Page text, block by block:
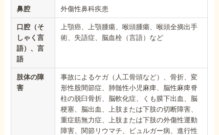
鼻腔 外傷性鼻科疾患
口腔（そ
しゃく言
語）、言
語
上顎癌、上顎腫瘍、喉頭腫瘍、喉頭全摘出手
術、失語症、脳血栓（言語）など
肢体の障
害
事故によるケガ（人工骨頭など）、骨折、変
形性股間節症、肺髄性小児麻痺、脳性麻痺脊
柱の脱臼骨折、脳軟化症、くも膜下出血、脳
梗塞、脳出血、上肢または下肢の切断障害、
重症筋無力症、上肢または下肢の外傷性運動
障害、関節リウマチ、ビュルガー病、進行性